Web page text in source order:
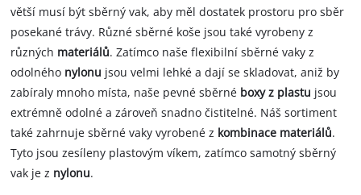
větší musí být sběrný vak, aby měl dostatek prostoru pro sběr
posekané trávy. Různé sběrné koše jsou také vyrobeny z
různých materiálů. Zatímco naše flexibilní sběrné vaky z
odolného nylonu jsou velmi lehké a dají se skladovat, aniž by
zabíraly mnoho místa, naše pevné sběrné boxy z plastu jsou
extrémně odolné a zároveň snadno čistitelné. Náš sortiment
také zahrnuje sběrné vaky vyrobené z kombinace materiálů.
Tyto jsou zesíleny plastovým víkem, zatímco samotný sběrný
vak je z nylonu.